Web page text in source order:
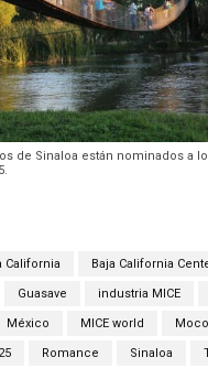
de Sinaloa están nominados a
California Baja California
Guasave industria MICE
México MICE world
Romance Sinaloa